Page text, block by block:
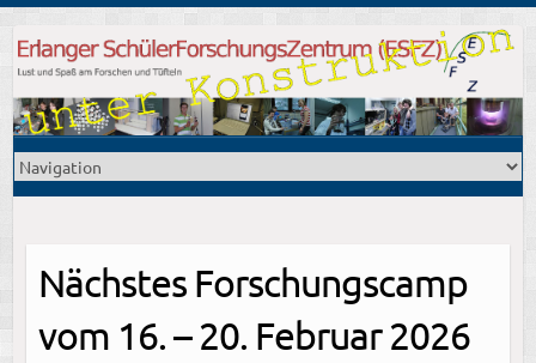
Nächstes Forschungscamp
vom 16. – 20. Februar 2026